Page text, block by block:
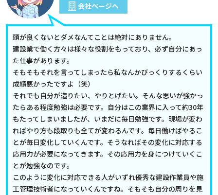
会社ページへ
頭が良くないとダメなんてことは絶対にありません。
建設業で働く方々は様々な役割をもっており、必ず自分にあっ
た仕事があります。
そもそもそれを言ってしまったら私なんかびっくりするくらい
成績悪かったですよ（笑）
それでも自分が造りたい、やりとげたい。そんな思いが強かっ
たらある程度勉強は必要です。自分はこの業界に入って約30年
もたってしまいましたが、いまだに毎日勉強です。現場が変わ
ればやり方も段取りも全てが変わるんです。毎日働けばやるこ
とが毎日変化していくんです。そうなればその変化に対応する
応用力が必要になってきます。その応用力を身につけていくこ
とが勉強なのです。
このように変化に対応できる人がいずれ優秀な建設作業員や施
工管理技術者になっていくんですね。そもそも自分の周りを見